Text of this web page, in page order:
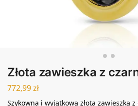
Złota zawieszka z
772,99zł
Szykowna i wyjątkowa złota zawieszka